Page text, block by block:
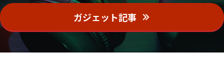
ガジェット記事